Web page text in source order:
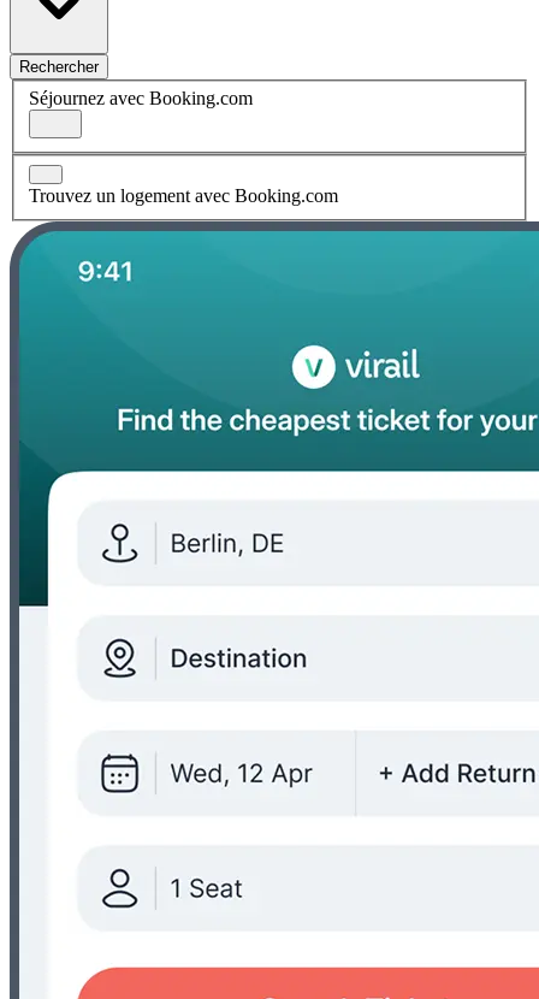
Rechercher
Séjournez avec Booking.com
Trouvez un logement avec Booking.com